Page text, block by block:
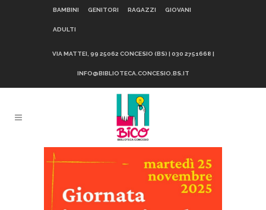
BAMBINI GENITORI RAGAZZI GIOVANI
ADULTI
VIA MATTEI, 99 25062 CONCESIO (BS) | 030 2751668 |
INFO@BIBLIOTECA.CONCESIO.BS.IT